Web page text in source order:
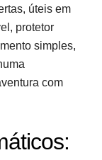
úteis em
protetor
simples,
com